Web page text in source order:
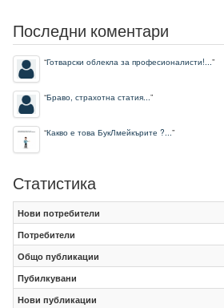
Последни коментари
“Готварски облекла за професионалисти!...”
“Браво, страхотна статия...”
“Какво е това БукЛмейкърите ?...”
Статистика
Нови потребители
Потребители
Общо публикации
Пубилкувани
Нови публикации